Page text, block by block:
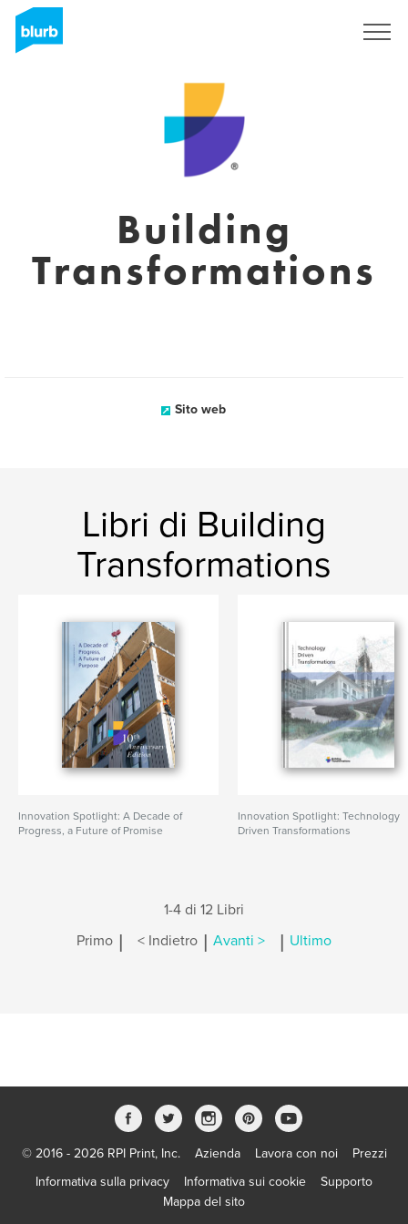
Building
Transformations
Sito web
Libri di Building
Transformations
Innovation Spotlight: A Decade of
Progress, a Future of Promise
Innovation Spotlight: Technology
Driven Transformations
1-4 di 12 Libri
Primo | < Indietro | Avanti > | Ultimo
© 2016 - 2026 RPI Print, Inc. Azienda Lavora con noi
Prezzi
Informativa sulla privacy
Informativa sui cookie
Supporto
Mappa del sito